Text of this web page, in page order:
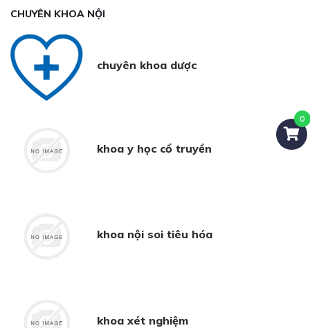
CHUYÊN KHOA NỘI
chuyên khoa dược
khoa y học cổ truyền
khoa nội soi tiêu hóa
khoa xét nghiệm